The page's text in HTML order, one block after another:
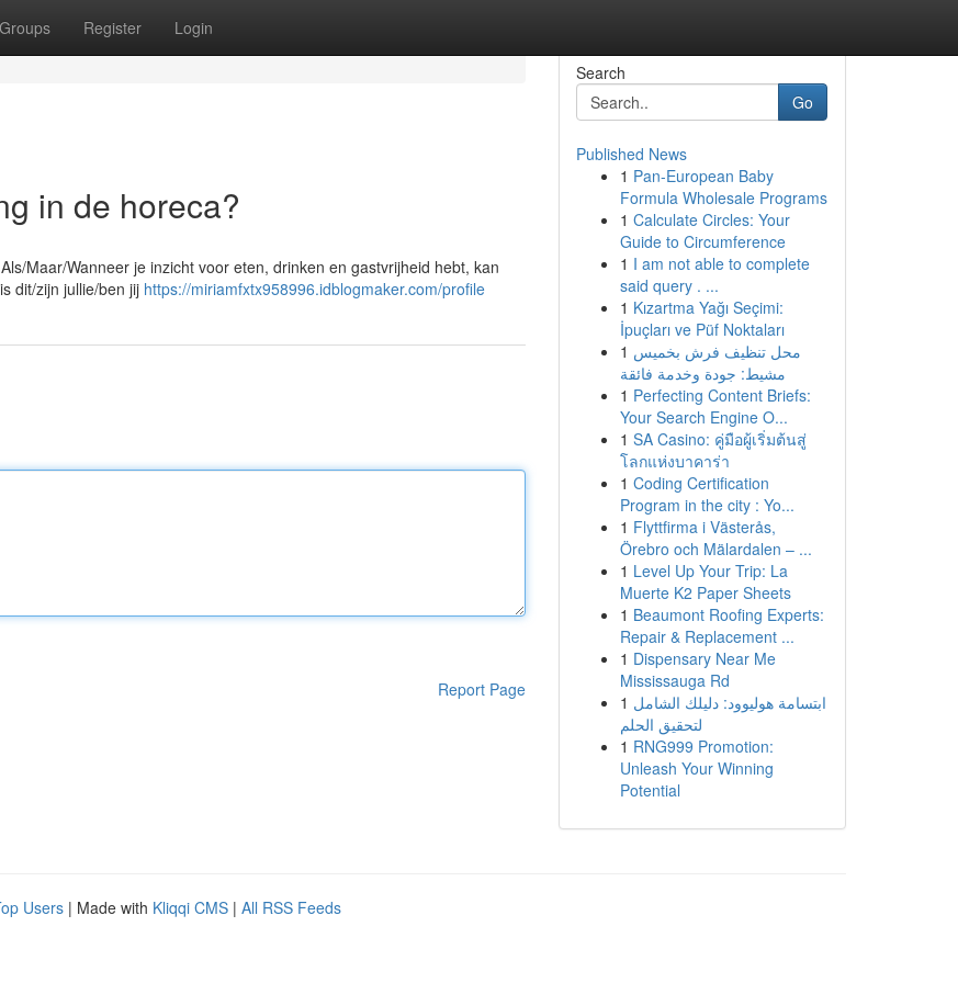
Groups Register Login
in de horeca?
Maar/Wanneer je inzicht voor eten, drinken en gastvrijheid hebt, kan
dit/zijn jullie/ben jij https://miriamfxtx958996.idblogmaker.com/profile
Report Page
Search
Go
Published News
1 Pan-European Baby
Formula Wholesale Programs
1 Calculate Circles: Your
Guide to Circumference
1 I am not able to complete
said query . ...
1 Kızartma Yağı Seçimi:
İpuçları ve Püf Noktaları
1 محل تنظيف فرش بخميس
مشيط: جودة وخدمة فائقة
1 Perfecting Content Briefs:
Your Search Engine O...
1 SA Casino: คู่มือผู้เริ่มต้นสู่
โลกแห่งบาคาร่า
1 Coding Certification
Program in the city : Yo...
1 Flyttfirma i Västerås,
Örebro och Mälardalen – ...
1 Level Up Your Trip: La
Muerte K2 Paper Sheets
1 Beaumont Roofing Experts:
Repair & Replacement ...
1 Dispensary Near Me
Mississauga Rd
1 ابتسامة هوليوود: دليلك الشامل
لتحقيق الحلم
1 RNG999 Promotion:
Unleash Your Winning
Potential
Users | Made with Kliqqi CMS | All RSS Feeds